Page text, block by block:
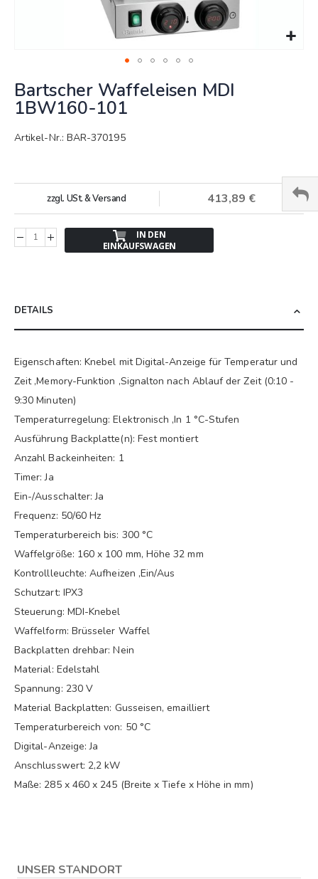
zum
Anfang
der
Bildergalerie
Bartscher Waffeleisen MDI
1BW160-101
Artikel-Nr.: BAR-370195
413,89 €
zzgl. USt. & Versand
IN DEN
EINKAUFSWAGEN
DETAILS
Eigenschaften: Knebel mit Digital-Anzeige für Temperatur und
Zeit ,Memory-Funktion ,Signalton nach Ablauf der Zeit (0:10 -
9:30 Minuten)
Temperaturregelung: Elektronisch ,In 1 °C-Stufen
Ausführung Backplatte(n): Fest montiert
Anzahl Backeinheiten: 1
Timer: Ja
Ein-/Ausschalter: Ja
Frequenz: 50/60 Hz
Temperaturbereich bis: 300 °C
Waffelgröße: 160 x 100 mm, Höhe 32 mm
Kontrollleuchte: Aufheizen ,Ein/Aus
Schutzart: IPX3
Steuerung: MDI-Knebel
Waffelform: Brüsseler Waffel
Backplatten drehbar: Nein
Material: Edelstahl
Spannung: 230 V
Material Backplatten: Gusseisen, emailliert
Temperaturbereich von: 50 °C
Digital-Anzeige: Ja
Anschlusswert: 2,2 kW
Maße: 285 x 460 x 245 (Breite x Tiefe x Höhe in mm)
UNSER STANDORT